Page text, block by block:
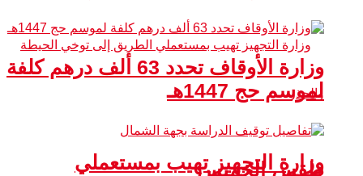
وزارة التجهيز تهيب بمستعملي
وزارة الأوقاف تحدد 63 ألف درهم كلفة
لموسم حج 1447هـ
طقس الخميس